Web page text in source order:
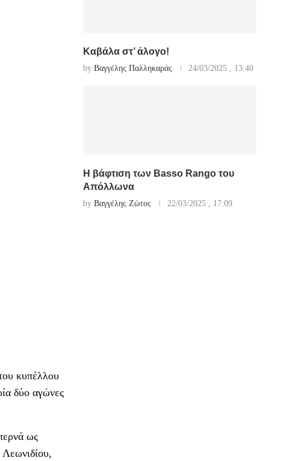
κυπέλλου
δύο αγώνες
ως
Καβάλα στ’ άλογο!
by Βαγγέλης Παλληκαράς 24/03/2025 , 13:40
Η βάφτιση των Basso Rango του
Απόλλωνα
by Βαγγέλης Ζώτος 22/03/2025 , 17:09